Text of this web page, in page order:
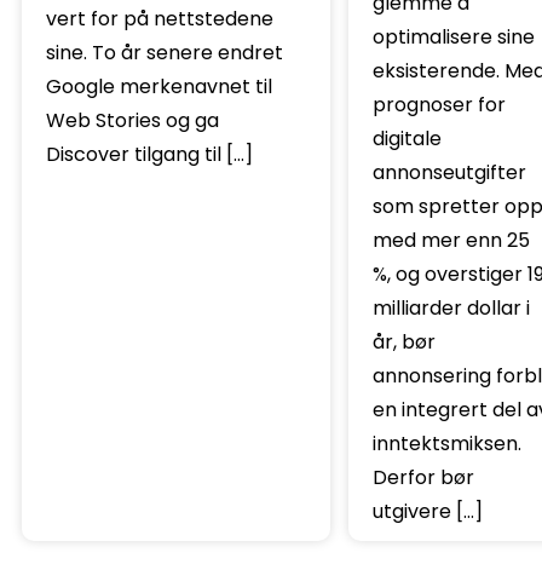
vert for på nettstedene
sine. To år senere endret
Google merkenavnet til
Web Stories og ga
Discover tilgang til […]
optimalisere sine
eksisterende.
prognoser for
digitale
annonseutgifter
som spretter opp
med mer enn 25
%, og overstiger
milliarder dollar i
år, bør
annonsering
en integrert del
inntektsmiksen.
Derfor bør
utgivere […]